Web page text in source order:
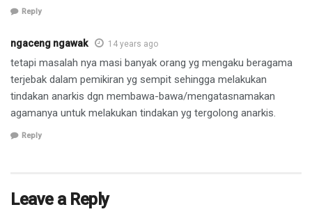
Reply
ngaceng ngawak 14 years ago
tetapi masalah nya masi banyak orang yg mengaku beragama
terjebak dalam pemikiran yg sempit sehingga melakukan
tindakan anarkis dgn membawa-bawa/mengatasnamakan
agamanya untuk melakukan tindakan yg tergolong anarkis.
Reply
Leave a Reply